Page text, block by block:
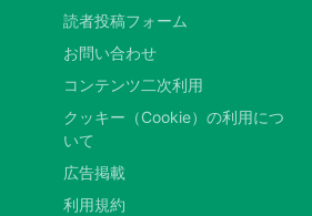
読者投稿フォーム
お問い合わせ
コンテンツ二次利用
クッキー（Cookie）の利用につ
いて
広告掲載
利用規約